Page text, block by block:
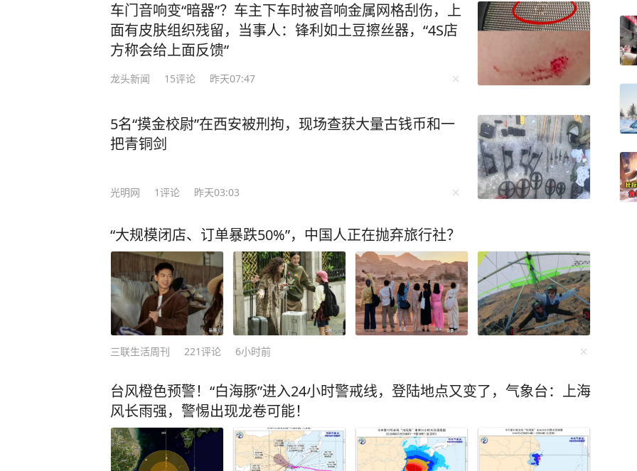
车门音响变“暗器”？车主下车时被音响金属网格刮伤，上
面有皮肤组织残留，当事人：锋利如土豆擦丝器，“4S店
方称会给上面反馈”
龙头新闻 15评论 昨天07:47
5名“摸金校尉”在西安被刑拘，现场查获大量古钱币和一
把青铜剑
光明网 1评论 昨天03:03
“大规模闭店、订单暴跌50%”，中国人正在抛弃旅行社？
三联生活周刊 221评论 6小时前
台风橙色预警！“白海豚”进入24小时警戒线，登陆地点又变了，气象台：上海
风长雨强，警惕出现龙卷可能！